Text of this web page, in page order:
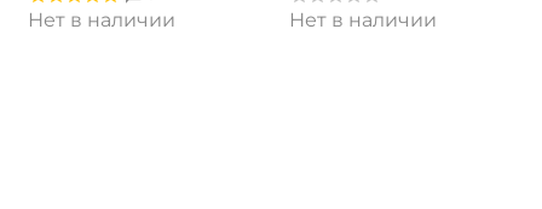
Нет в наличии Нет в наличии